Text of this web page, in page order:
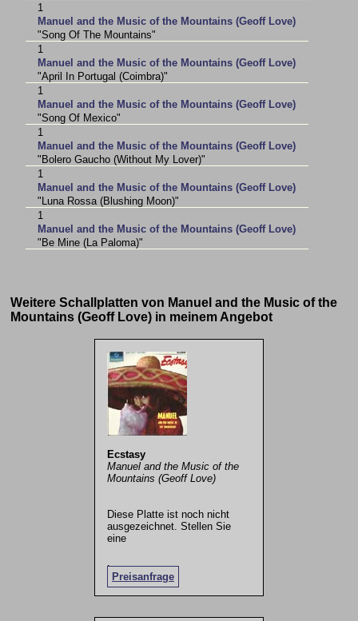
1
Manuel and the Music of the Mountains (Geoff Love)
"Song Of The Mountains"
1
Manuel and the Music of the Mountains (Geoff Love)
"April In Portugal (Coimbra)"
1
Manuel and the Music of the Mountains (Geoff Love)
"Song Of Mexico"
1
Manuel and the Music of the Mountains (Geoff Love)
"Bolero Gaucho (Without My Lover)"
1
Manuel and the Music of the Mountains (Geoff Love)
"Luna Rossa (Blushing Moon)"
1
Manuel and the Music of the Mountains (Geoff Love)
"Be Mine (La Paloma)"
Weitere Schallplatten von Manuel and the Music of the
Mountains (Geoff Love) in meinem Angebot
Ecstasy
Manuel and the Music of the
Mountains (Geoff Love)
Diese Platte ist noch nicht
ausgezeichnet. Stellen Sie
eine
Preisanfrage